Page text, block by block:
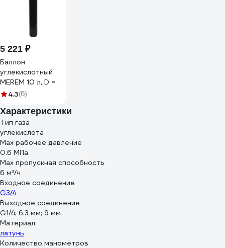
5 221 ₽
Баллон
углекислотный
MEREM 10 л, D =
133, 150 атм., MV-
4.3(6)
Характеристики
Тип газа
углекислота
Мах рабочее давление
0.6 МПа
Max пропускная способность
6 м³/ч
Входное соединение
G3/4
Выходное соединение
G1/4; 6.3 мм; 9 мм
Материал
латунь
Количество манометров